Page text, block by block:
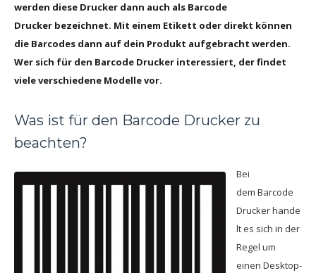
werden diese Drucker dann auch als Barcode
Drucker bezeichnet. Mit einem Etikett oder direkt können
die Barcodes dann auf dein Produkt aufgebracht werden.
Wer sich für den Barcode Drucker interessiert, der findet
viele verschiedene Modelle vor.
Was ist für den Barcode Drucker zu
beachten?
Bei
dem Barcode
Drucker hande
lt es sich in der
Regel um
einen Desktop-